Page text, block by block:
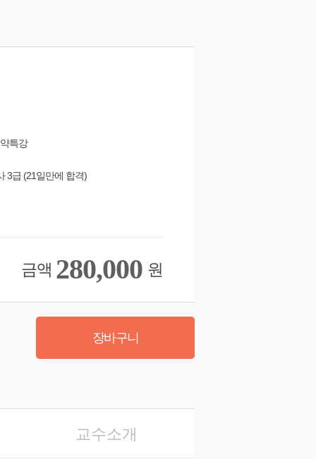
특강
3급 (21일만에 합격)
금액 280,000 원
장바구니
교수소개